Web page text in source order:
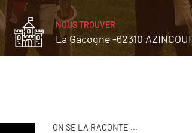
NOUS TROUVER
La Gacogne -62310
ON SE LA RACONTE ...